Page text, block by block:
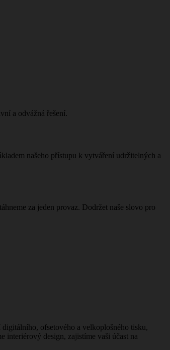
a odvážná řešení.
našeho přístupu k vytváření udržitelných a
za jeden provaz. Dodržet naše slovo pro
ofsetového a velkoplošného tisku,
design, zajistíme vaši účast na